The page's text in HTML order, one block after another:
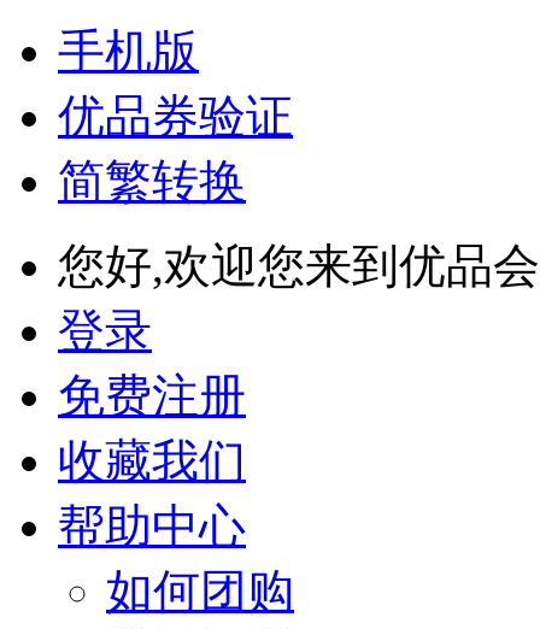
手机版
优品券验证
简繁转换
您好,欢迎您来到优品会
登录
免费注册
收藏我们
帮助中心
如何团购